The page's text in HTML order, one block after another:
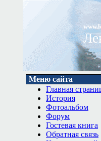
Меню сайта
Главная
История
Фотоальбом
Форум
Гостевая книга
Обратная связь